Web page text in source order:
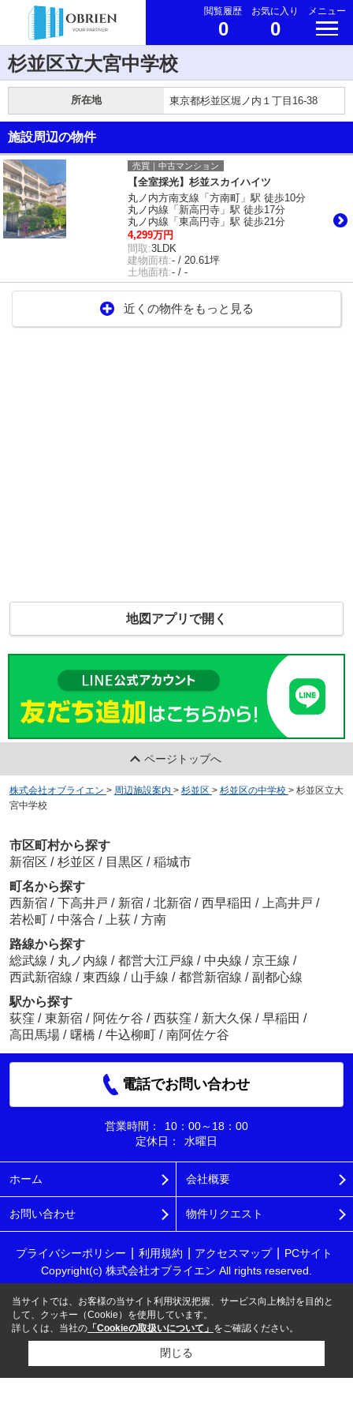
閲覧履歴
0
お気に入り
0
メニュー
杉並区立大宮中学校
所在地 東京都杉並区堀ノ内１丁目16-38
施設周辺の物件
売買｜中古マンション
【全室採光】杉並スカイハイツ
丸ノ内方南支線「方南町」駅 徒歩10分
丸ノ内線「新高円寺」駅 徒歩17分
丸ノ内線「東高円寺」駅 徒歩21分
4,299万円
間取:3LDK
建物面積:- / 20.61坪
土地面積:- / -
近くの物件をもっと見る
地図アプリで開く
ページトップへ
株式会社オブライエン > 周辺施設案内 > 杉並区 > 杉並区の中学校 > 杉並区立大
宮中学校
市区町村から探す
新宿区 / 杉並区 / 目黒区 / 稲城市
町名から探す
西新宿 / 下高井戸 / 新宿 / 北新宿 / 西早稲田 / 上高井戸 /
若松町 / 中落合 / 上荻 / 方南
路線から探す
総武線 / 丸ノ内線 / 都営大江戸線 / 中央線 / 京王線 /
西武新宿線 / 東西線 / 山手線 / 都営新宿線 / 副都心線
駅から探す
荻窪 / 東新宿 / 阿佐ケ谷 / 西荻窪 / 新大久保 / 早稲田 /
高田馬場 / 曙橋 / 牛込柳町 / 南阿佐ケ谷
電話でお問い合わせ
営業時間：
10：00～18：00
定休日：
水曜日
ホーム 会社概要
お問い合わせ 物件リクエスト
プライバシーポリシー 利用規約 アクセスマップ
PCサイト
Copyright(c) 株式会社オブライエン All rights reserved.
当サイトでは、お客様の当サイト利用状況把握、サービス向上検討を目的と
して、クッキー（Cookie）を使用しています。
詳しくは、当社の 「Cookieの取扱いについて」 をご確認ください。
閉じる